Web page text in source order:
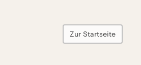
Zur Startseite